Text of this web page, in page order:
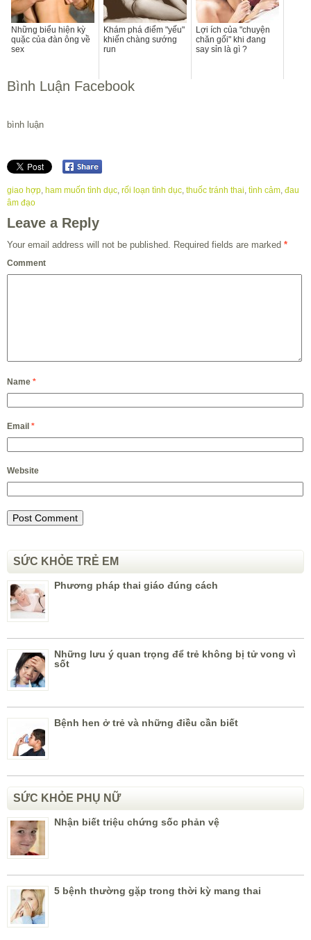
Những biểu hiện kỳ
quặc của đàn ông về
sex
Khám phá điểm "yếu"
khiến chàng sướng
run
Lợi ích của "chuyện
chăn gối" khi đang
say sỉn là gì ?
Bình Luận Facebook
bình luận
giao hợp, ham muốn tình dục, rối loạn tình dục, thuốc tránh thai, tình cảm, đau
âm đạo
Leave a Reply
Your email address will not be published. Required fields are marked *
Comment
Name *
Email *
Website
SỨC KHỎE TRẺ EM
Phương pháp thai giáo đúng cách
Những lưu ý quan trọng để trẻ không bị tử vong vì
sốt
Bệnh hen ở trẻ và những điều cần biết
SỨC KHỎE PHỤ NỮ
Nhận biết triệu chứng sốc phản vệ
5 bệnh thường gặp trong thời kỳ mang thai